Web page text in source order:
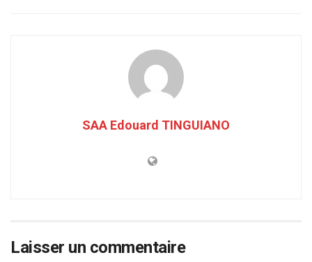
SAA Edouard TINGUIANO
Laisser un commentaire